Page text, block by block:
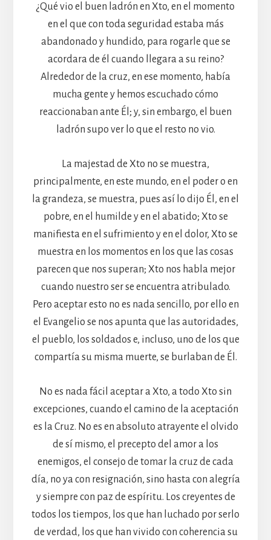
¿Qué vio el buen ladrón en Xto, en el momento
en el que con toda seguridad estaba más
abandonado y hundido, para rogarle que se
acordara de él cuando llegara a su reino?
Alrededor de la cruz, en ese momento, había
mucha gente y hemos escuchado cómo
reaccionaban ante Él; y, sin embargo, el buen
ladrón supo ver lo que el resto no vio.
La majestad de Xto no se muestra,
principalmente, en este mundo, en el poder o en
la grandeza, se muestra, pues así lo dijo Él, en el
pobre, en el humilde y en el abatido; Xto se
manifiesta en el sufrimiento y en el dolor, Xto se
muestra en los momentos en los que las cosas
parecen que nos superan; Xto nos habla mejor
cuando nuestro ser se encuentra atribulado.
Pero aceptar esto no es nada sencillo, por ello en
el Evangelio se nos apunta que las autoridades,
el pueblo, los soldados e, incluso, uno de los que
compartía su misma muerte, se burlaban de Él.
No es nada fácil aceptar a Xto, a todo Xto sin
excepciones, cuando el camino de la aceptación
es la Cruz. No es en absoluto atrayente el olvido
de sí mismo, el precepto del amor a los
enemigos, el consejo de tomar la cruz de cada
día, no ya con resignación, sino hasta con alegría
y siempre con paz de espíritu. Los creyentes de
todos los tiempos, los que han luchado por serlo
de verdad, los que han vivido con coherencia su